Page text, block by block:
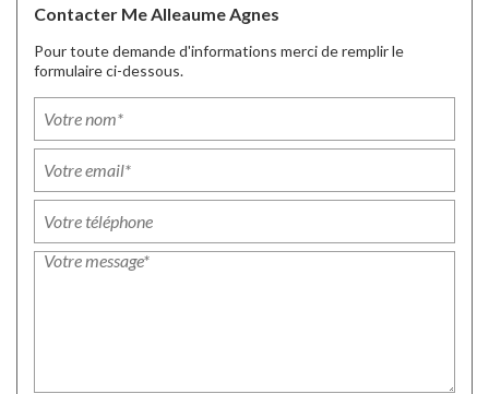
Contacter Me Alleaume Agnes
Pour toute demande d'informations merci de remplir le
formulaire ci-dessous.